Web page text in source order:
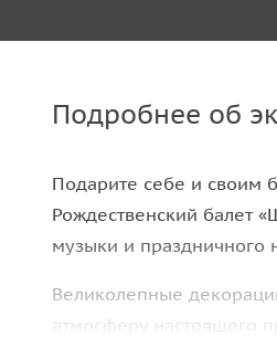
Подробнее об
Подарите себе и своим
Рождественский балет
музыки и праздничного
Великолепные
атмосферу настоящего